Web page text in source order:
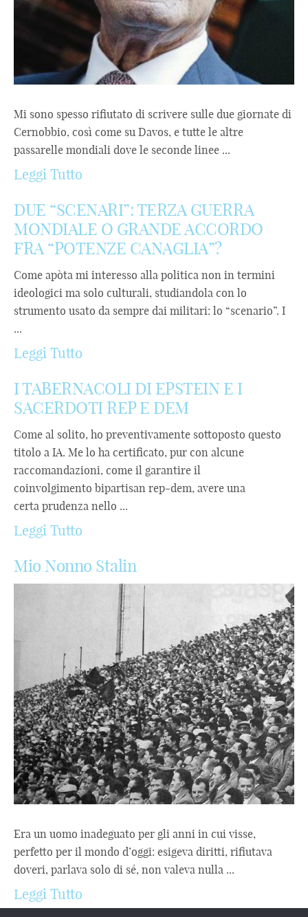
Mi sono spesso rifiutato di scrivere sulle due giornate di
Cernobbio, così come su Davos, e tutte le altre
passarelle mondiali dove le seconde linee ...
Leggi Tutto
DUE “SCENARI”: TERZA GUERRA
MONDIALE O GRANDE ACCORDO
FRA “POTENZE CANAGLIA”?
Come apòta mi interesso alla politica non in termini
ideologici ma solo culturali, studiandola con lo
strumento usato da sempre dai militari: lo “scenario”. I
...
Leggi Tutto
I TABERNACOLI DI EPSTEIN E I
SACERDOTI REP E DEM
Come al solito, ho preventivamente sottoposto questo
titolo a IA. Me lo ha certificato, pur con alcune
raccomandazioni, come il garantire il
coinvolgimento bipartisan rep-dem, avere una
certa prudenza nello ...
Leggi Tutto
Mio Nonno Stalin
Era un uomo inadeguato per gli anni in cui visse,
perfetto per il mondo d’oggi: esigeva diritti, rifiutava
doveri, parlava solo di sé, non valeva nulla ...
Leggi Tutto